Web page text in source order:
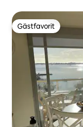
Gästfavorit
Gästfavorit